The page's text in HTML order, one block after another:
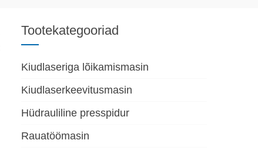
Tootekategooriad
Kiudlaseriga lõikamismasin
Kiudlaserkeevitusmasin
Hüdrauliline presspidur
Rauatöömasin